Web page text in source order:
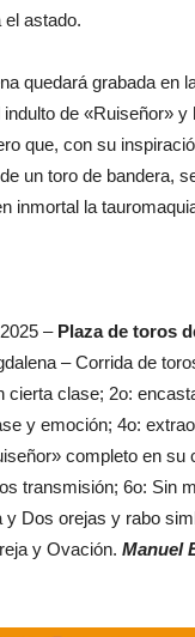
el astado.
quedará grabada en
de «Ruiseñor» y
que, con su
un toro de bandera,
inmortal la
– Plaza de toros
– Corrida de
cierta clase; 2o:
y emoción; 4o:
completo en su
transmisión; 6o: Sin
y Dos orejas y rabo
y Ovación. Manuel